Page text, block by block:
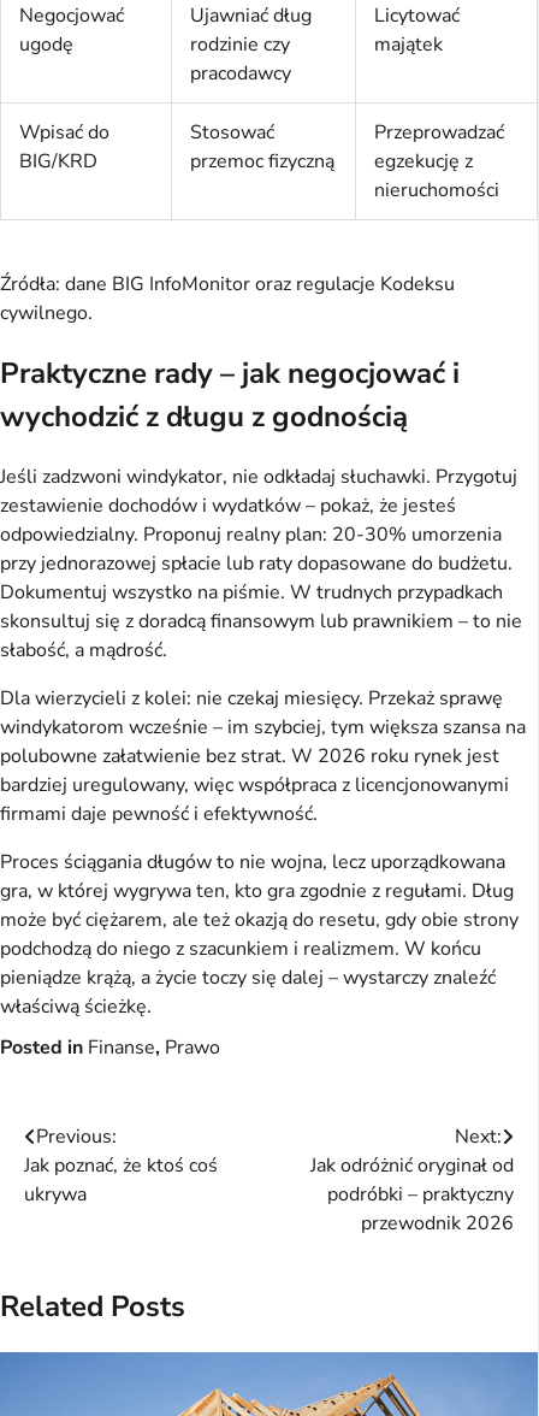
Negocjować
ugodę
Ujawniać dług
rodzinie czy
pracodawcy
Licytować
majątek
Wpisać do
BIG/KRD
Stosować
przemoc fizyczną
Przeprowadzać
egzekucję z
nieruchomości
Źródła: dane BIG InfoMonitor oraz regulacje Kodeksu
cywilnego.
Praktyczne rady – jak negocjować i
wychodzić z długu z godnością
Jeśli zadzwoni windykator, nie odkładaj słuchawki. Przygotuj
zestawienie dochodów i wydatków – pokaż, że jesteś
odpowiedzialny. Proponuj realny plan: 20-30% umorzenia
przy jednorazowej spłacie lub raty dopasowane do budżetu.
Dokumentuj wszystko na piśmie. W trudnych przypadkach
skonsultuj się z doradcą finansowym lub prawnikiem – to nie
słabość, a mądrość.
Dla wierzycieli z kolei: nie czekaj miesięcy. Przekaż sprawę
windykatorom wcześnie – im szybciej, tym większa szansa na
polubowne załatwienie bez strat. W 2026 roku rynek jest
bardziej uregulowany, więc współpraca z licencjonowanymi
firmami daje pewność i efektywność.
Proces ściągania długów to nie wojna, lecz uporządkowana
gra, w której wygrywa ten, kto gra zgodnie z regułami. Dług
może być ciężarem, ale też okazją do resetu, gdy obie strony
podchodzą do niego z szacunkiem i realizmem. W końcu
pieniądze krążą, a życie toczy się dalej – wystarczy znaleźć
właściwą ścieżkę.
Posted in Finanse, Prawo
Nawigacja
wpisu
Previous:
Jak poznać, że ktoś coś
ukrywa
Next:
Jak odróżnić oryginał od
podróbki – praktyczny
przewodnik 2026
Related Posts